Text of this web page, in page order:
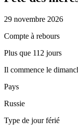
29 novembre 2026
Compte à rebours
Plus que 112 jours
Il commence le
Pays
Russie
Type de jour férié